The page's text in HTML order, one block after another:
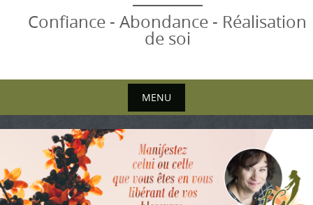
Confiance - Abondance - Réalisation
de soi
MENU
content